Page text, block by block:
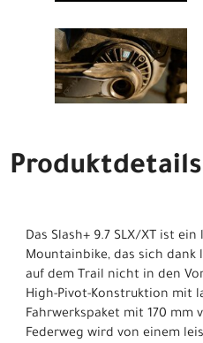
Produktdetails
Das Slash+ 9.7 SLX/XT ist
Mountainbike, das sich dank
auf dem Trail nicht in den
High-Pivot-Konstruktion mit
Fahrwerkspaket mit 170 mm
Federweg wird von einem